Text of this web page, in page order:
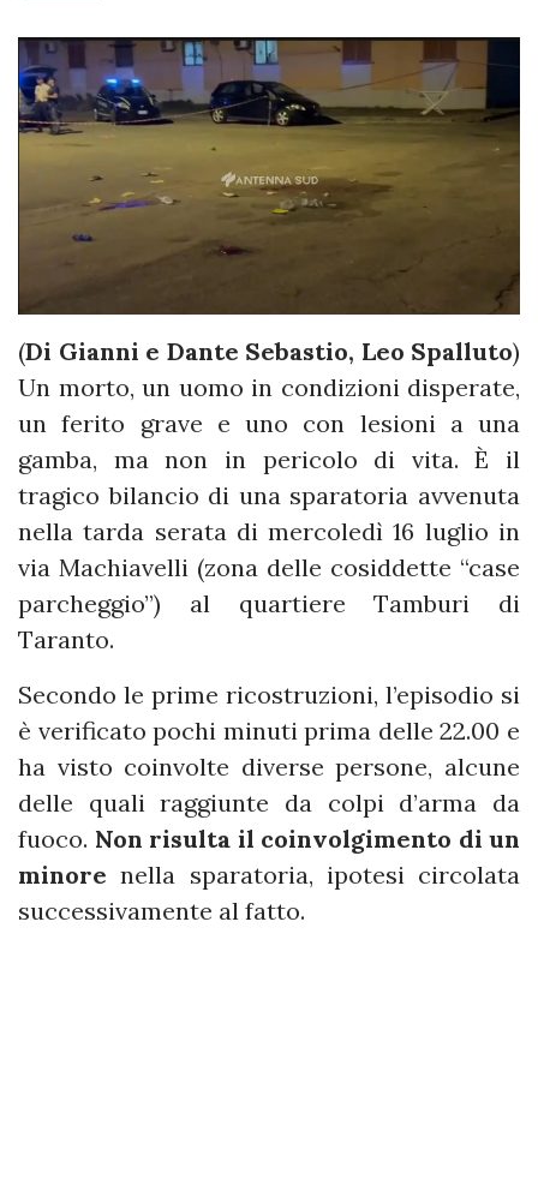
(Di Gianni e Dante Sebastio, Leo Spalluto)
Un morto, un uomo in condizioni disperate,
un ferito grave e uno con lesioni a una
gamba, ma non in pericolo di vita. È il
tragico bilancio di una sparatoria avvenuta
nella tarda serata di mercoledì 16 luglio in
via Machiavelli (zona delle cosiddette “case
parcheggio”) al quartiere Tamburi di
Taranto.
Secondo le prime ricostruzioni, l’episodio si
è verificato pochi minuti prima delle 22.00 e
ha visto coinvolte diverse persone, alcune
delle quali raggiunte da colpi d’arma da
fuoco. Non risulta il coinvolgimento di un
minorenella sparatoria, ipotesi circolata
successivamente al fatto.